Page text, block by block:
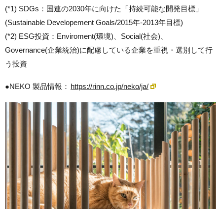
(*1) SDGs：国連の2030年に向けた「持続可能な開発目標」
(Sustainable Developement Goals/2015年-2013年目標)
(*2) ESG投資：Enviroment(環境)、Social(社会)、
Governance(企業統治)に配慮している企業を重視・選別して行
う投資
●NEKO 製品情報： https://rinn.co.jp/neko/ja/